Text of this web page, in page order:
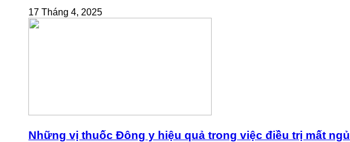
17 Tháng 4, 2025
Những vị thuốc Đông y hiệu quả trong việc điều trị mất ngủ